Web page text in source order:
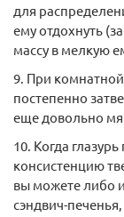
для
ему отдохнуть
массу в мелкую
9. При
постепенно
еще довольно
10. Когда
консистенцию
вы можете либо
сэндвич-